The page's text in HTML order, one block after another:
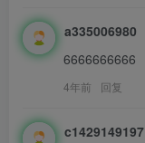
a335006980
6666666666
4年前 回复
c1429149197